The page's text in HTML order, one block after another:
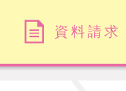
資料請求